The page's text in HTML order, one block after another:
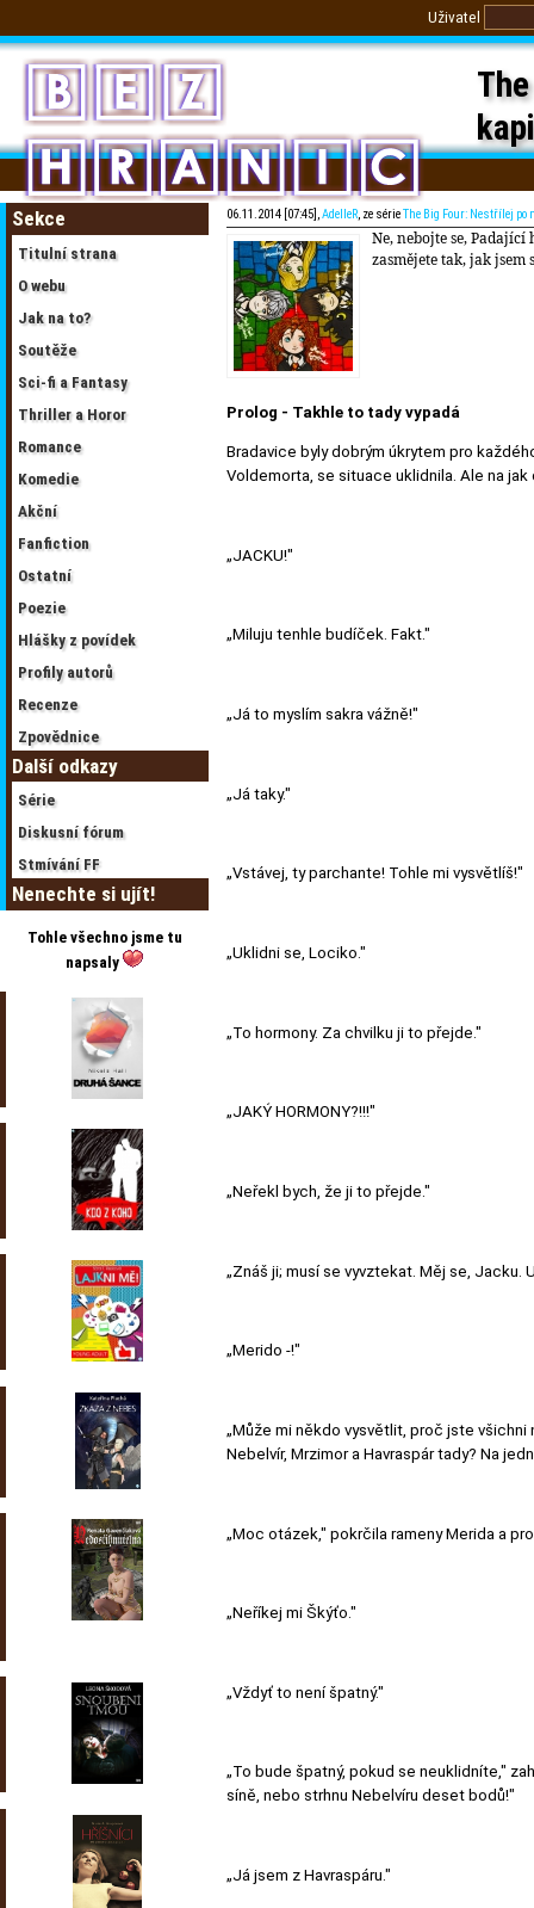
Uživatel
Sekce
Titulní strana
O webu
Jak na to?
Soutěže
Sci-fi a Fantasy
Thriller a Horor
Romance
Komedie
Akční
Fanfiction
Ostatní
Poezie
Hlášky z povídek
Profily autorů
Recenze
Zpovědnice
Další odkazy
Série
Diskusní fórum
Stmívání FF
Nenechte si ujít!
Tohle všechno jsme tu
napsaly
06.11.2014 [07:45],AdelleR, ze sérieThe Big Four: Nestřílej po
Ne, nebojte se,
zasmějete tak, jak jsem
Prolog - Takhle to tady vypadá
Bradavice byly dobrým úkrytem pro
Voldemorta, se situace uklidnila. Ale na jak
„JACKU!"
„Miluju tenhle budíček. Fakt."
„Já to myslím sakra vážně!"
„Já taky."
„Vstávej, ty parchante! Tohle mi vysvětlíš!"
„Uklidni se, Lociko."
„To hormony. Za chvilku ji to přejde."
„JAKÝ HORMONY?!!!"
„Neřekl bych, že ji to přejde."
„Znáš ji; musí se vyvztekat. Měj se, Jacku.
„Merido -!"
„Může mi někdo vysvětlit, proč jste
Nebelvír, Mrzimor a Havraspár tady? Na
„Moc otázek," pokrčila rameny Merida a
„Neříkej mi Škýťo."
„Vždyť to není špatný."
„To bude špatný, pokud se neuklidníte,"
síně, nebo strhnu Nebelvíru deset bodů!"
„Já jsem z Havraspáru."